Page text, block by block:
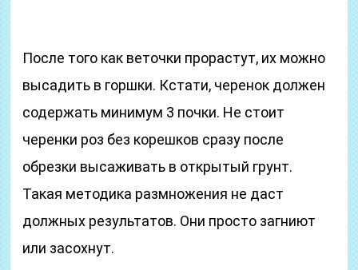
После того как веточки прорастут, их можно
высадить в горшки. Кстати, черенок должен
содержать минимум 3 почки. Не стоит
черенки роз без корешков сразу после
обрезки высаживать в открытый грунт.
Такая методика размножения не даст
должных результатов. Они просто загниют
или засохнут.